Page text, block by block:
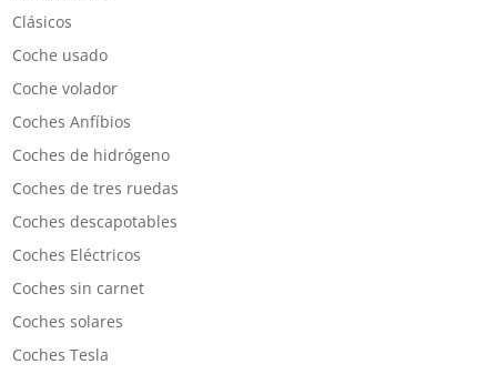
Clásicos
Coche usado
Coche volador
Coches Anfíbios
Coches de hidrógeno
Coches de tres ruedas
Coches descapotables
Coches Eléctricos
Coches sin carnet
Coches solares
Coches Tesla